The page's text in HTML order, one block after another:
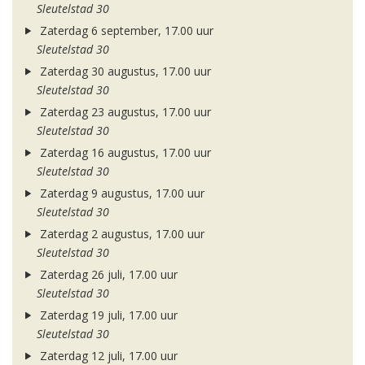
Sleutelstad 30
Zaterdag 6 september, 17.00 uur
Sleutelstad 30
Zaterdag 30 augustus, 17.00 uur
Sleutelstad 30
Zaterdag 23 augustus, 17.00 uur
Sleutelstad 30
Zaterdag 16 augustus, 17.00 uur
Sleutelstad 30
Zaterdag 9 augustus, 17.00 uur
Sleutelstad 30
Zaterdag 2 augustus, 17.00 uur
Sleutelstad 30
Zaterdag 26 juli, 17.00 uur
Sleutelstad 30
Zaterdag 19 juli, 17.00 uur
Sleutelstad 30
Zaterdag 12 juli, 17.00 uur